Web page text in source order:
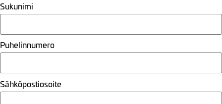
Sukunimi
Puhelinnumero
Sähköpostiosoite